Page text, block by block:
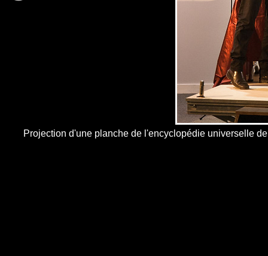
Projection d'une planche de l'encyclopédie universelle